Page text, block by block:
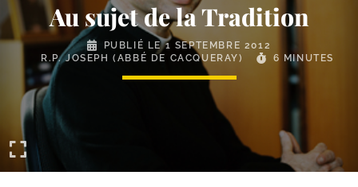
Au sujet de la Tradition
PUBLIÉ LE1 SEPTEMBRE 2012
R.P. JOSEPH (ABBÉ DE CACQUERAY)
6 MINUTES